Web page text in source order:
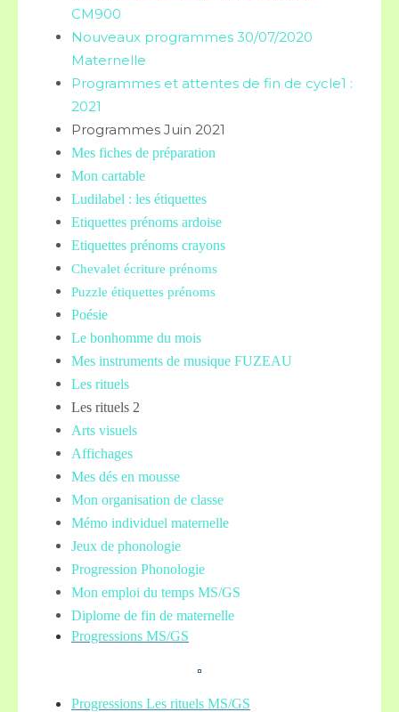
CM900
Nouveaux programmes 30/07/2020
Maternelle
Programmes et attentes de fin de cycle1 :
2021
Programmes Juin 2021
Mes fiches de préparation
Mon cartable
Ludilabel : les étiquettes
Etiquettes prénoms ardoise
Etiquettes prénoms crayons
Chevalet écriture prénoms
Puzzle étiquettes prénoms
Poésie
Le bonhomme du mois
Mes instruments de musique FUZEAU
Les rituels
Les rituels 2
Arts visuels
Affichages
Mes dés en mousse
Mon organisation de classe
Mémo individuel maternelle
Jeux de phonologie
Progression Phonologie
Mon emploi du temps MS/GS
Diplome de fin de maternelle
Progressions MS/GS
Progressions Les rituels MS/GS